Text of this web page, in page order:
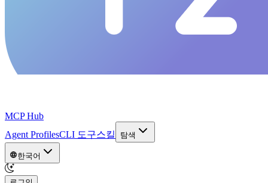
MCP Hub
Agent ProfilesCLI 도구스킬 탐색
한국어